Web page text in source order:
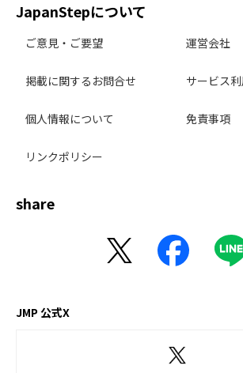
JapanStepについて
ご意見・ご要望 運営会社
掲載に関するお問合せ サービス
個人情報について 免責事項
リンクポリシー
share
JMP 公式X